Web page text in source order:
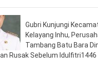
Gubri Kunjungi
Kelayang Inhu,
Tambang Batu Bara
Rusak Sebelum Idulfitri1446